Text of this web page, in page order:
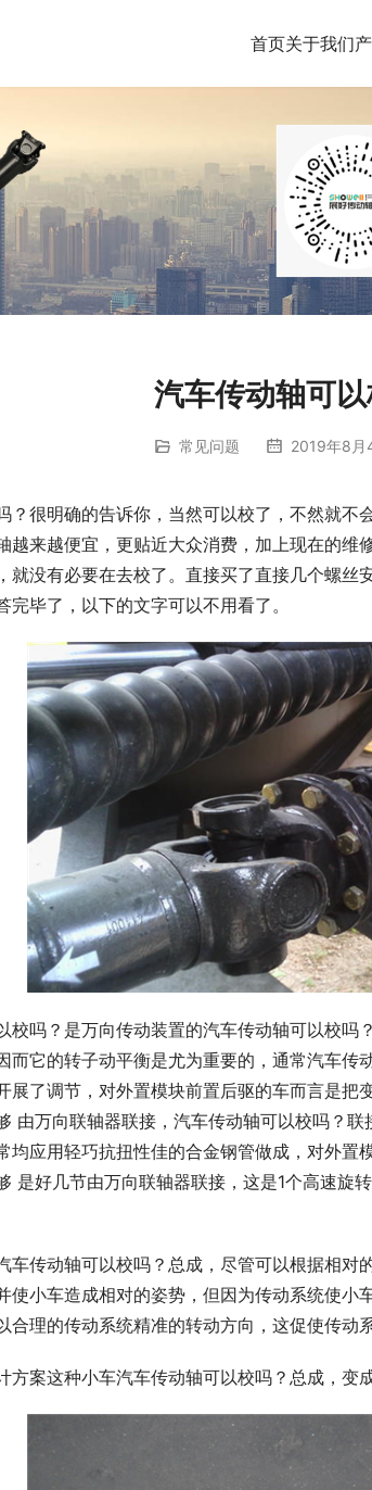
首页关于我们
汽车传动轴可以
常见问题 2019年8月
？很明确的告诉你，当然可以校了，不然就不
越来越便宜，更贴近大众消费，加上现在的维
就没有必要在去校了。直接买了直接几个螺
完毕了，以下的文字可以不用看了。
吗？是万向传动装置的汽车传动轴可以校吗
而它的转子动平衡是尤为重要的，通常汽车传
展了调节，对外置模块前置后驱的车而言是
由万向联轴器联接，汽车传动轴可以校吗？
均应用轻巧抗扭性佳的合金钢管做成，对外置
是好几节由万向联轴器联接，这是1个高速旋
传动轴可以校吗？总成，尽管可以根据相对
使小车造成相对的姿势，但因为传动系统使小
合理的传动系统精准的转动方向，这促使传动
案这种小车汽车传动轴可以校吗？总成，变成